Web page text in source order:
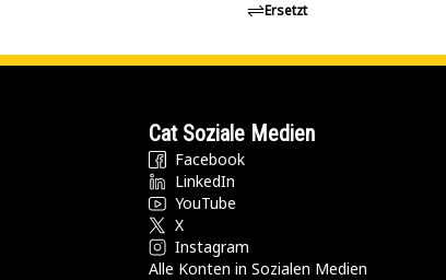
Ersetzt
Cat Soziale Medien
Facebook
LinkedIn
YouTube
X
Instagram
Alle Konten in Sozialen Medien